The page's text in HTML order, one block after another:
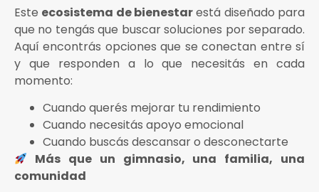
Este ecosistema de bienestarestá diseñado para
que no tengás que buscar soluciones por separado.
Aquí encontrás opciones que se conectan entre sí
y que responden a lo que necesitás en cada
momento:
Cuando querés mejorar tu rendimiento
Cuando necesitás apoyo emocional
Cuando buscás descansar o desconectarte
Más que un gimnasio, una familia, una
comunidad